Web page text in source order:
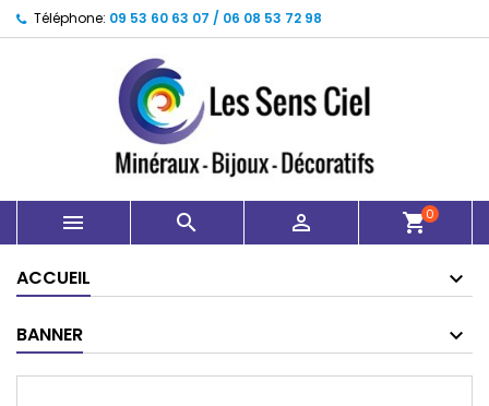
Téléphone: 09 53 60 63 07 / 06 08 53 72 98
   shopping_cart0
ACCUEIL
BANNER